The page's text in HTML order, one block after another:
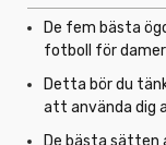
De fem bästa
fotboll för
Detta bör du
att använda dig